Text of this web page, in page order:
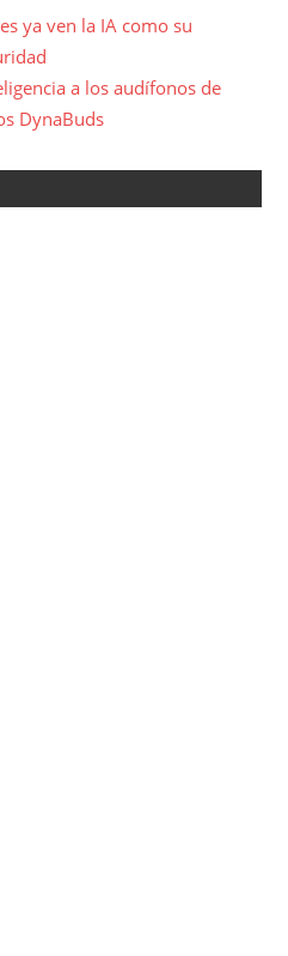
ya ven la IA como su
a los audífonos de
DynaBuds